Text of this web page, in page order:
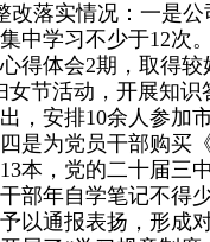
落实情况：一是公
中学习不少于12次
得体会2期，取得
女节活动，开展知
，安排10余人参加
是为党员干部购买
本，党的二十届三
部年自学笔记不得
以通报表扬，形成